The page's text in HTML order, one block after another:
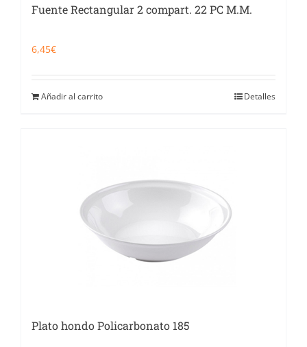
Fuente Rectangular 2 compart. 22 PC M.M.
6,45€
Añadir al carrito Detalles
Plato hondo Policarbonato 185